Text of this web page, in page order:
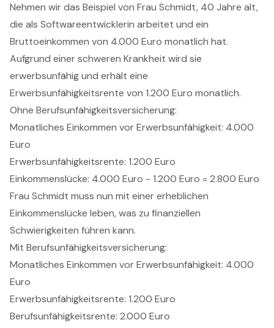
Nehmen wir das Beispiel von Frau Schmidt, 40 Jahre alt,
die als Softwareentwicklerin arbeitet und ein
Bruttoeinkommen von 4.000 Euro monatlich hat.
Aufgrund einer schweren Krankheit wird sie
erwerbsunfähig und erhält eine
Erwerbsunfähigkeitsrente von 1.200 Euro monatlich.
Ohne Berufsunfähigkeitsversicherung:
Monatliches Einkommen vor Erwerbsunfähigkeit: 4.000
Euro
Erwerbsunfähigkeitsrente: 1.200 Euro
Einkommenslücke: 4.000 Euro - 1.200 Euro = 2.800 Euro
Frau Schmidt muss nun mit einer erheblichen
Einkommenslücke leben, was zu finanziellen
Schwierigkeiten führen kann.
Mit Berufsunfähigkeitsversicherung:
Monatliches Einkommen vor Erwerbsunfähigkeit: 4.000
Euro
Erwerbsunfähigkeitsrente: 1.200 Euro
Berufsunfähigkeitsrente: 2.000 Euro